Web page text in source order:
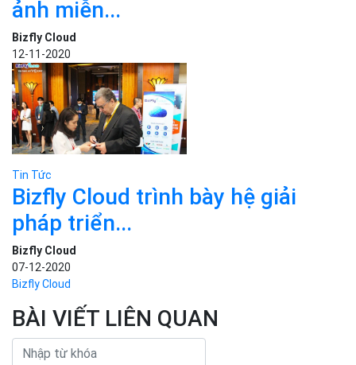
Bizfly Cloud trình bày hệ giải
pháp triển...
Bizfly Cloud
07-12-2020
Bizfly Cloud
BÀI VIẾT LIÊN QUAN
Danh mục
Tin công nghệ
Dịch vụ Cloud Computing
Cloud Server
Load Balancer
Auto Scaling
Container Registry
Tin Tức
Ứng dụng AI
Security
Development
Q&A cùng Bizfly Cloud